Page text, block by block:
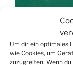
Um dir ein optimales
wie Cookies, um
zuzugreifen. Wenn
TERMINE